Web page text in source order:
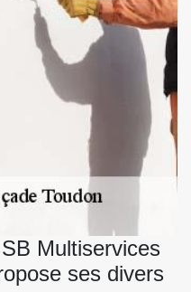
Multiservices
ses divers